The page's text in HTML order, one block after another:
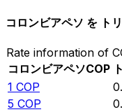
コロンビアペソ を ト
Rate information of
コロンビアペソCOP
1 COP
5 COP